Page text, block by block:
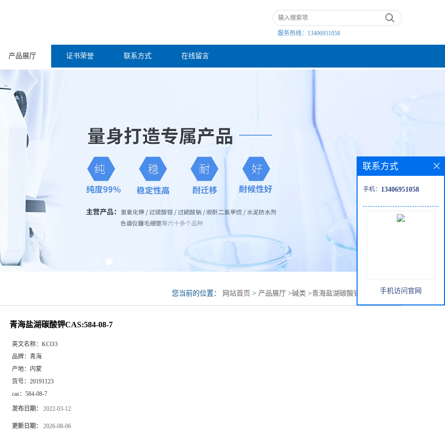
服务热线： 13406951058
产品展厅 证书荣誉 联系方式 在线留言
您当前的位置： 网站首页 > 产品展厅 >碱类 >青海盐湖碳酸钾CAS:584-08-7
青海盐湖碳酸钾CAS:584-08-7
英文名称： KCO3
品牌： 青海
产地：
内蒙
货号： 20191123
cas： 584-08-7
发布日期： 2022-03-12
更新日期： 2026-08-06
联系方式
手机： 13406951058
手机访问官网